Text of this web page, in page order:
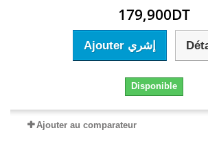
179,900DT
Ajouter إشري
Disponible
Ajouter au comparateur